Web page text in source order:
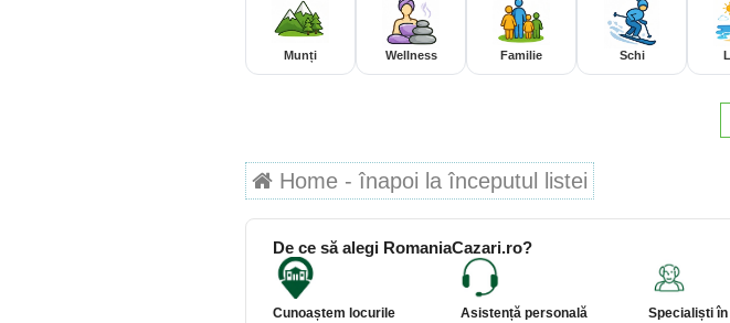
Munți Wellness Familie Schi
Home - înapoi la începutul listei
De ce să alegi RomaniaCazari.ro?
Cunoaștem locurile Asistență personală Specialiști